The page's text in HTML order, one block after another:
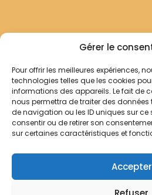
Gérer le
Pour offrir les meilleures expériences,
technologies telles que les cookies
informations des appareils. Le fait de
nous permettra de traiter des
de navigation ou les ID uniques sur ce
consentir ou de retirer son
sur certaines caractéristiques et
Accepter
Archives
RECHERCHER
Comment chercher ?
Les archives
Notre démarche
Contact